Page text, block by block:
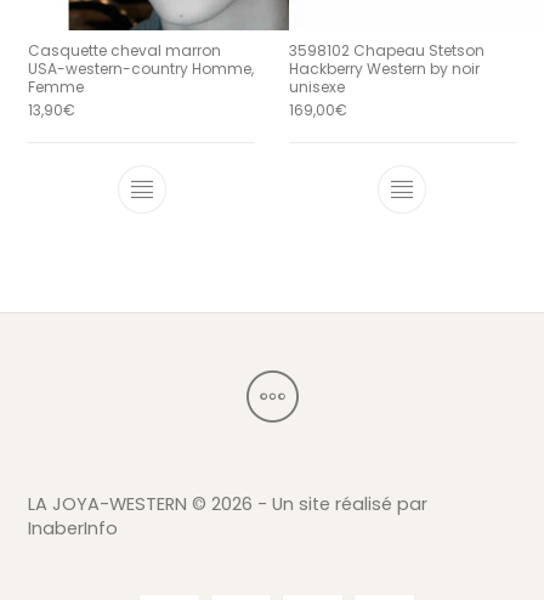
Casquette cheval marron
USA-western-country Homme,
Femme
13,90€
3598102 Chapeau Stetson
Hackberry Western by noir
unisexe
169,00€
Ce produit a
LA JOYA-WESTERN © 2026 - Un site réalisé par
InaberInfo